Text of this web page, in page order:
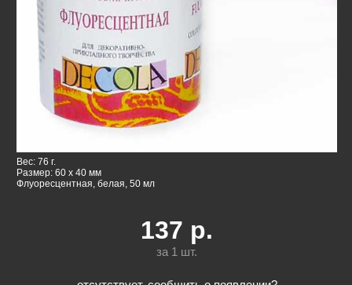
Вес: 76 г.
Размер: 60 x 40 мм
Флуоресцентная, белая, 50 мл
137 р.
за 1 шт.